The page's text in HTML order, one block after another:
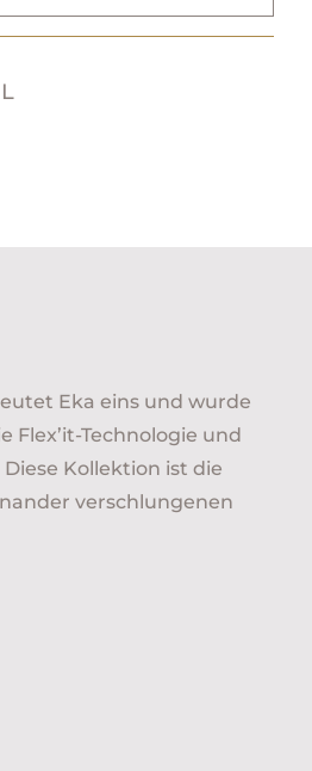
Eka eins und wurde
Flex’it-Technologie und
Kollektion ist die
verschlungenen